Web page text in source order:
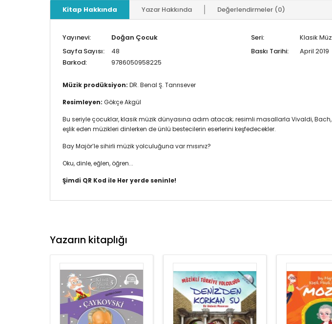
Kitap Hakkında Yazar Hakkında Değerlendirmeler (0)
Yayınevi: Doğan Çocuk Seri: Klasik
Sayfa Sayısı:
48 Baskı Tarihi: April 2019
Barkod:
9786050958225
Müzik prodüksiyon: DR. Benal Ş. Tanrısever
Resimleyen: Gökçe Akgül
Bu seriyle çocuklar, klasik müzik dünyasına adım atacak; resimli masallarla Vivaldi,
eşlik eden müzikleri dinlerken de ünlü bestecilerin eserlerini
Bay Majör’le sihirli müzik yolculuğuna var mısınız?
Oku, dinle, eğlen, öğren...
Şimdi QR Kod ile Her yerde seninle!
Yazarın kitaplığı